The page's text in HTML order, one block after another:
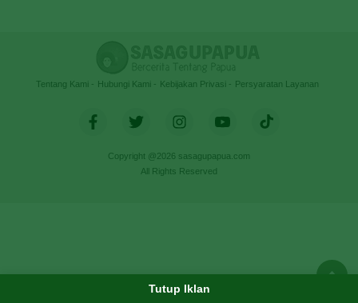
Tentang Kami Hubungi Kami Kebijakan Privasi Persyaratan Layanan
Copyright @2026 sasagupapua.com
All Rights Reserved
Tutup Iklan